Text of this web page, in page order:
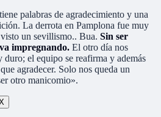
palabras de agradecimiento y una
La derrota en Pamplona fue muy
un sevillismo.. Bua. Sin ser
impregnando. El otro día nos
el equipo se reafirma y además
agradecer. Solo nos queda un
otro manicomio».